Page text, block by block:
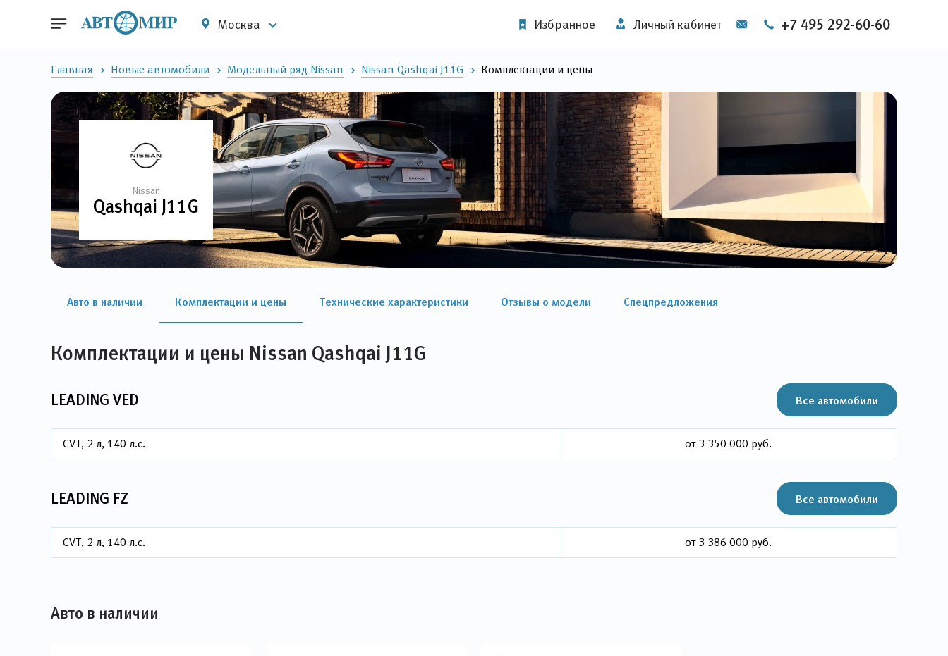
Москва Избранное Личный кабинет +7 495 292-60-60
Главная Новые автомобили Модельный ряд Nissan Nissan Qashqai J11G Комплектации и цены
Nissan
Qashqai J11G
Авто в наличии Комплектации и цены Технические характеристики Отзывы о модели Спецпредложения
Комплектации и цены Nissan Qashqai J11G
LEADING VED Все автомобили
CVT, 2 л, 140 л.с. от 3 350 000 руб.
LEADING FZ Все автомобили
CVT, 2 л, 140 л.с. от 3 386 000 руб.
Авто в наличии